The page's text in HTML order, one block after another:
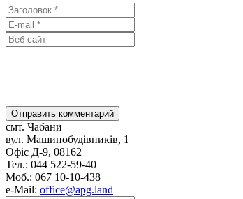
смт. Чабани
вул. Машинобудівників, 1
Офіс Д-9, 08162
Тел.: 044 522-59-40
Моб.: 067 10-10-438
e-Mail: office@apg.land